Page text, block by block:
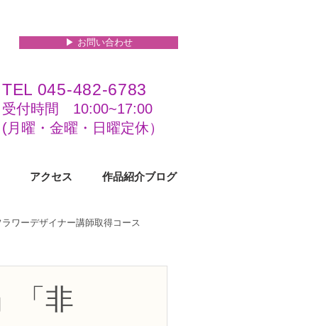
▶︎ お問い合わせ
TEL 045-482-6783
受付時間 10:00~17:00​​​
(​月曜・金曜・日曜定休）
アクセス 作品紹介ブログ
ラワーデザイナー講師取得コース
「非